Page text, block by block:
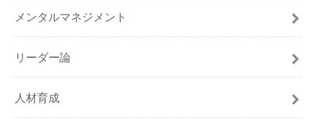
メンタルマネジメント
リーダー論
人材育成